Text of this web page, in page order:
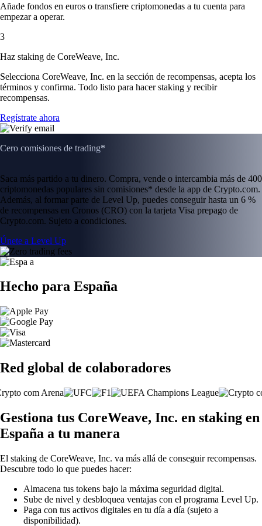
Añade fondos en euros o transfiere criptomonedas a tu cuenta para
empezar a operar.
3
Haz staking de CoreWeave, Inc.
Selecciona CoreWeave, Inc. en la sección de recompensas, acepta los
términos y confirma. Todo listo para hacer staking y recibir
recompensas.
Regístrate ahora
Cero comisiones de trading*
Saca más partido a tu dinero. Compra, vende o intercambia más de 400
criptomonedas populares sin comisiones* desde la app de Crypto.com.
Además, al formar parte de Level Up, puedes conseguir hasta un 6 %
de recompensas en Cronos (CRO) con la tarjeta Visa prepago de
Crypto.com. Sujeto a condiciones.
Únete a Level Up
Hecho para España
Red global de colaboradores
Gestiona tus CoreWeave, Inc. en staking en
España a tu manera
El staking de CoreWeave, Inc. va más allá de conseguir recompensas.
Descubre todo lo que puedes hacer:
Almacena tus tokens bajo la máxima seguridad digital.
Sube de nivel y desbloquea ventajas con el programa Level Up.
Paga con tus activos digitales en tu día a día (sujeto a
disponibilidad).